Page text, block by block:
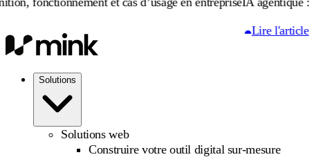
Lire l'article
Solutions
Solutions web
Construire votre outil digital sur-mesure